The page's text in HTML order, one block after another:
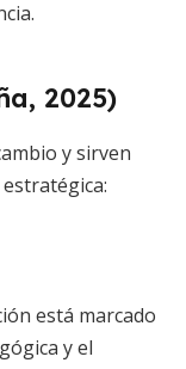
2025)
y sirven
está marcado
y el